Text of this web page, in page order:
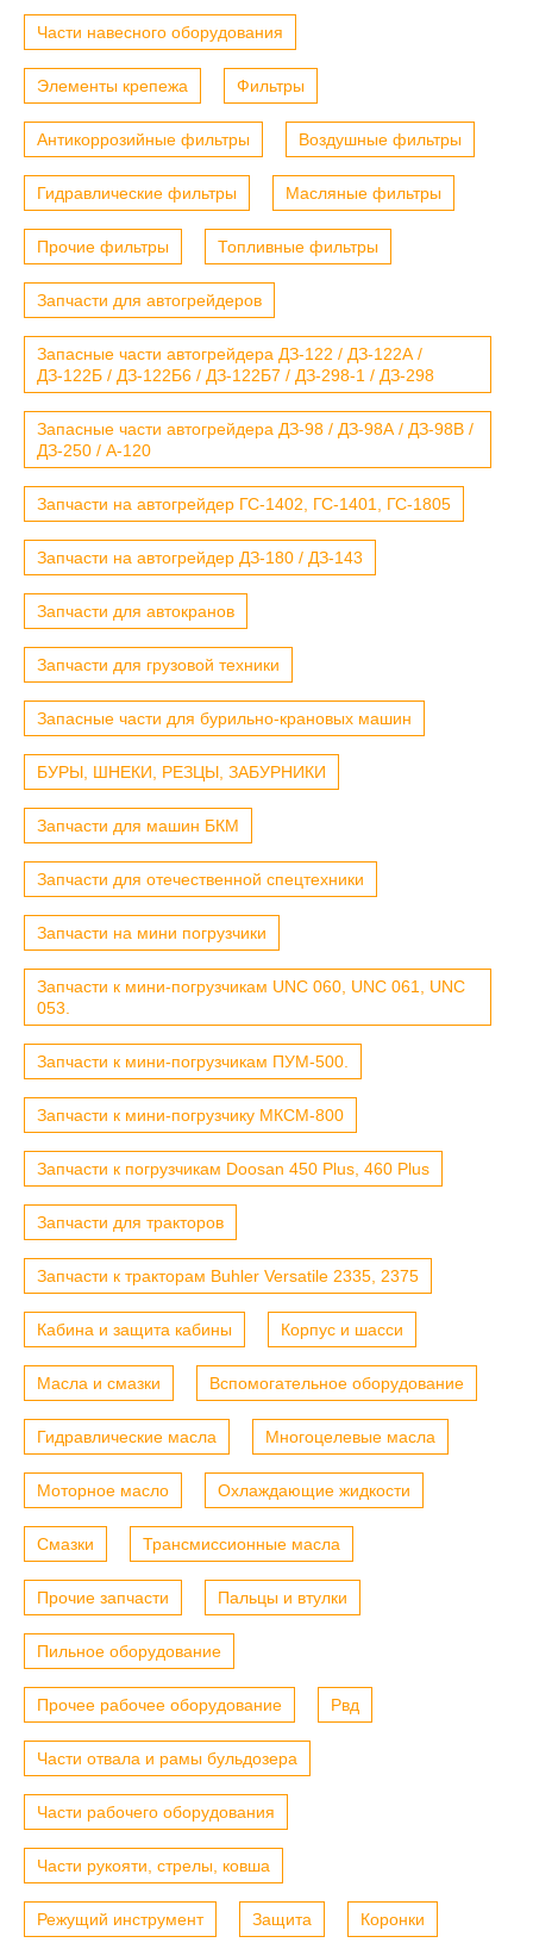
Части навесного оборудования
Элементы крепежа Фильтры
Антикоррозийные фильтры Воздушные фильтры
Гидравлические фильтры Масляные фильтры
Прочие фильтры Топливные фильтры
Запчасти для автогрейдеров
Запасные части автогрейдера ДЗ-122 / ДЗ-122А /
ДЗ-122Б / ДЗ-122Б6 / ДЗ-122Б7 / ДЗ-298-1 / ДЗ-298
Запасные части автогрейдера ДЗ-98 / ДЗ-98А / ДЗ-98В /
ДЗ-250 / А-120
Запчасти на автогрейдер ГС-1402, ГС-1401, ГС-1805
Запчасти на автогрейдер ДЗ-180 / ДЗ-143
Запчасти для автокранов
Запчасти для грузовой техники
Запасные части для бурильно-крановых машин
БУРЫ, ШНЕКИ, РЕЗЦЫ, ЗАБУРНИКИ
Запчасти для машин БКМ
Запчасти для отечественной спецтехники
Запчасти на мини погрузчики
Запчасти к мини-погрузчикам UNC 060, UNC 061, UNC
053.
Запчасти к мини-погрузчикам ПУМ-500.
Запчасти к мини-погрузчику МКСМ-800
Запчасти к погрузчикам Doosan 450 Plus, 460 Plus
Запчасти для тракторов
Запчасти к тракторам Buhler Versatile 2335, 2375
Кабина и защита кабины Корпус и шасси
Масла и смазки Вспомогательное оборудование
Гидравлические масла Многоцелевые масла
Моторное масло Охлаждающие жидкости
Смазки Трансмиссионные масла
Прочие запчасти Пальцы и втулки
Пильное оборудование
Прочее рабочее оборудование Рвд
Части отвала и рамы бульдозера
Части рабочего оборудования
Части рукояти, стрелы, ковша
Режущий инструмент Защита Коронки